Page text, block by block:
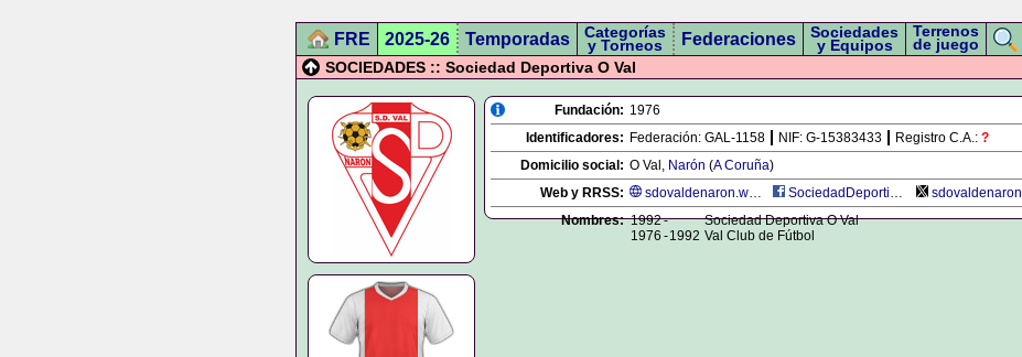
FRE 2025-26 Temporadas Categorías
y Torneos Federaciones Sociedades
y Equipos
Terrenos
de juego
SOCIEDADES :: Sociedad Deportiva O Val
Fundación: 1976
Identificadores: Federación: GAL-1158 NIF: G-15383433 Registro C.A.: ?
Domicilio social: O Val, Narón (A Coruña)
Web y RRSS:
sdovaldenaron.wixsite.com SociedadDeportivaOVal sdovaldenaron
Nombres: 1992-
Sociedad Deportiva O Val
1976 -1992 Val Club de Fútbol